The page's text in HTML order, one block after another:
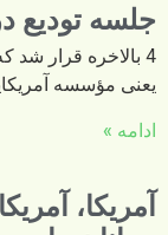
جلسه تودیع
4 بالاخره قرار شد
یعنی مؤسسه
ادامه »
آمریکا،